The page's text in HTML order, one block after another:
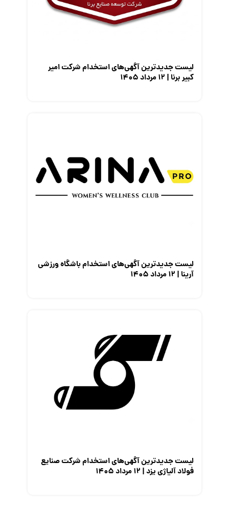
معرفی متخصصان منابع انسانی
لیست جدیدترین آگهی‌های استخدام شرکت امیر
کبیر برنا | ۱۲ مرداد ۱۴۰۵
لیست جدیدترین آگهی‌های استخدام باشگاه ورزشی
آرینا | ۱۲ مرداد ۱۴۰۵
لیست جدیدترین آگهی‌های استخدام شرکت صنایع
فولاد آلیاژی یزد | ۱۲ مرداد ۱۴۰۵